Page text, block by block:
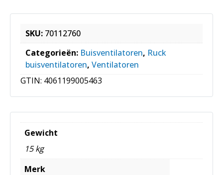
SKU: 70112760
Categorieën: Buisventilatoren, Ruck
buisventilatoren, Ventilatoren
GTIN: 4061199005463
Gewicht
15 kg
Merk